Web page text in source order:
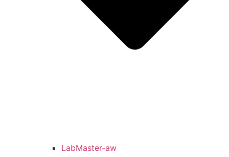
LabMaster-aw